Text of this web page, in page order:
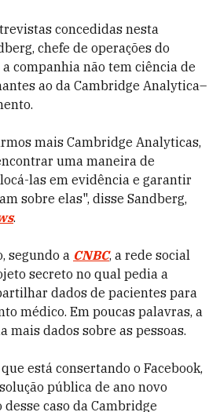
concedidas nesta
chefe de operações do
a companhia não tem ciência de
ao da Cambridge Analytica–
mais Cambridge Analyticas,
uma maneira de
las em evidência e garantir
sobre elas", disse Sandberg,
.
segundo a CNBC, a rede social
secreto no qual pedia a
dados de pacientes para
médico. Em poucas palavras, a
dados sobre as pessoas.
está consertando o Facebook,
pública de ano novo
caso da Cambridge